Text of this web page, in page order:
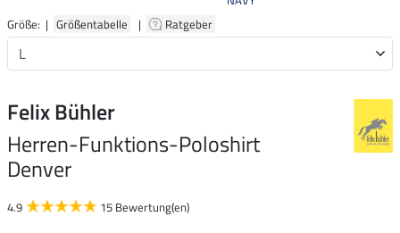
Größe: | Größentabelle | Ratgeber
Felix Bühler
Herren-Funktions-Poloshirt
Denver
4.9 15 Bewertung(en)